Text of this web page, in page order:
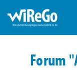
Forum